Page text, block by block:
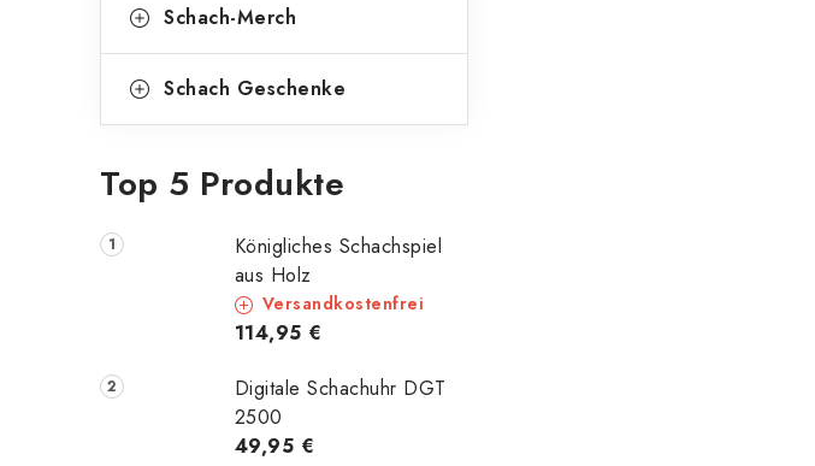
Schach-Merch
Schach Geschenke
Top 5 Produkte
Königliches Schachspiel
aus Holz
Versandkostenfrei
114,95 €
Digitale Schachuhr DGT
2500
49,95 €